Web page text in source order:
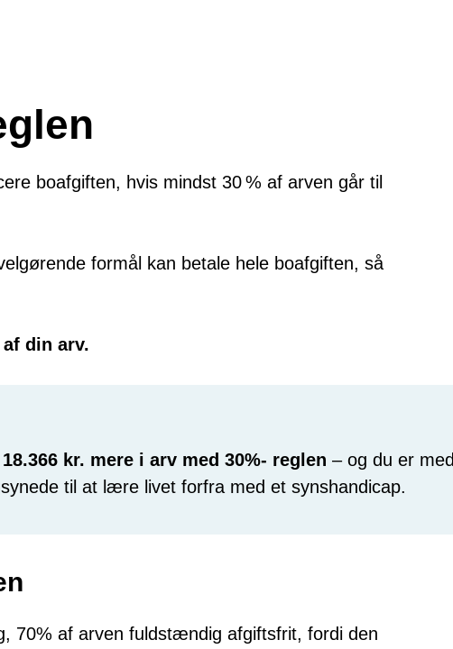
boafgiften, hvis mindst 30 % af arven går til
formål kan betale hele boafgiften, så
din arv.
18.366 kr. mere i arv med 30%- reglen – og du er
til at lære livet forfra med et synshandicap.
70% af arven fuldstændig afgiftsfrit, fordi den